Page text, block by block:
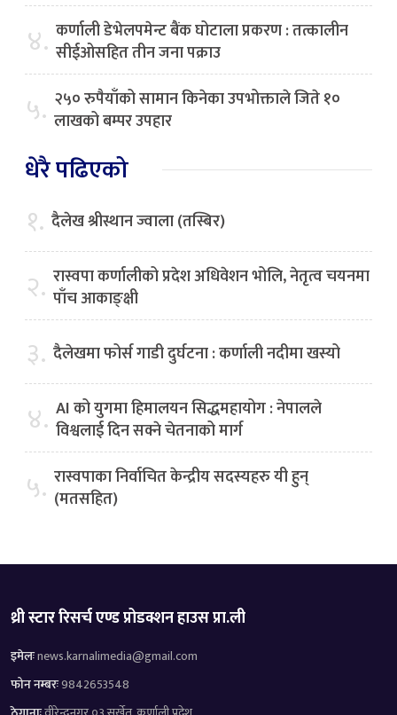
४. कर्णाली डेभेलपमेन्ट बैंक घोटाला प्रकरण : तत्कालीन
सीईओसहित तीन जना पक्राउ
५. २५० रुपैयाँको सामान किनेका उपभोक्ताले जिते १०
लाखको बम्पर उपहार
धेरै पढिएको
१. दैलेख श्रीस्थान ज्वाला (तस्बिर)
२. रास्वपा कर्णालीको प्रदेश अधिवेशन भोलि, नेतृत्व चयनमा
पाँच आकाङ्क्षी
३. दैलेखमा फोर्स गाडी दुर्घटना : कर्णाली नदीमा खस्यो
४. AI को युगमा हिमालयन सिद्धमहायोग : नेपालले
विश्वलाई दिन सक्ने चेतनाको मार्ग
५. रास्वपाका निर्वाचित केन्द्रीय सदस्यहरु यी हुन्
(मतसहित)
थ्री स्टार रिसर्च एण्ड प्रोडक्शन हाउस प्रा.ली
इमेलःnews.karnalimedia@gmail.com
फोन नम्बरः9842653548